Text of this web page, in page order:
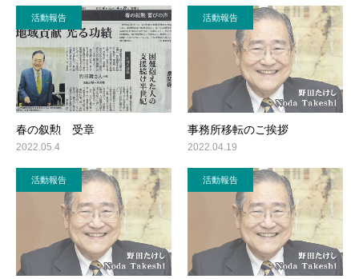
活動報告
春の叙勲 受章
2022.05.4
活動報告
事務所移転のご挨拶
2022.04.19
活動報告 活動報告